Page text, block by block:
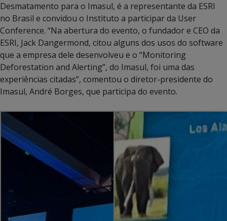
Desmatamento para o Imasul, é a representante da ESRI
no Brasil e convidou o Instituto a participar da User
Conference. “Na abertura do evento, o fundador e CEO da
ESRI, Jack Dangermond, citou alguns dos usos do software
que a empresa dele desenvolveu e o “Monitoring
Deforestation and Alerting”, do Imasul, foi uma das
experiências citadas”, comentou o diretor-presidente do
Imasul, André Borges, que participa do evento.